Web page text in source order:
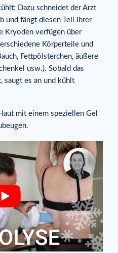
Dazu schneidet der Arzt
und fängt diesen Teil Ihrer
Kryoden verfügen über
Körperteile und
Fettpölsterchen, äußere
usw.). Sobald das
saugt es an und kühlt
mit einem speziellen Gel